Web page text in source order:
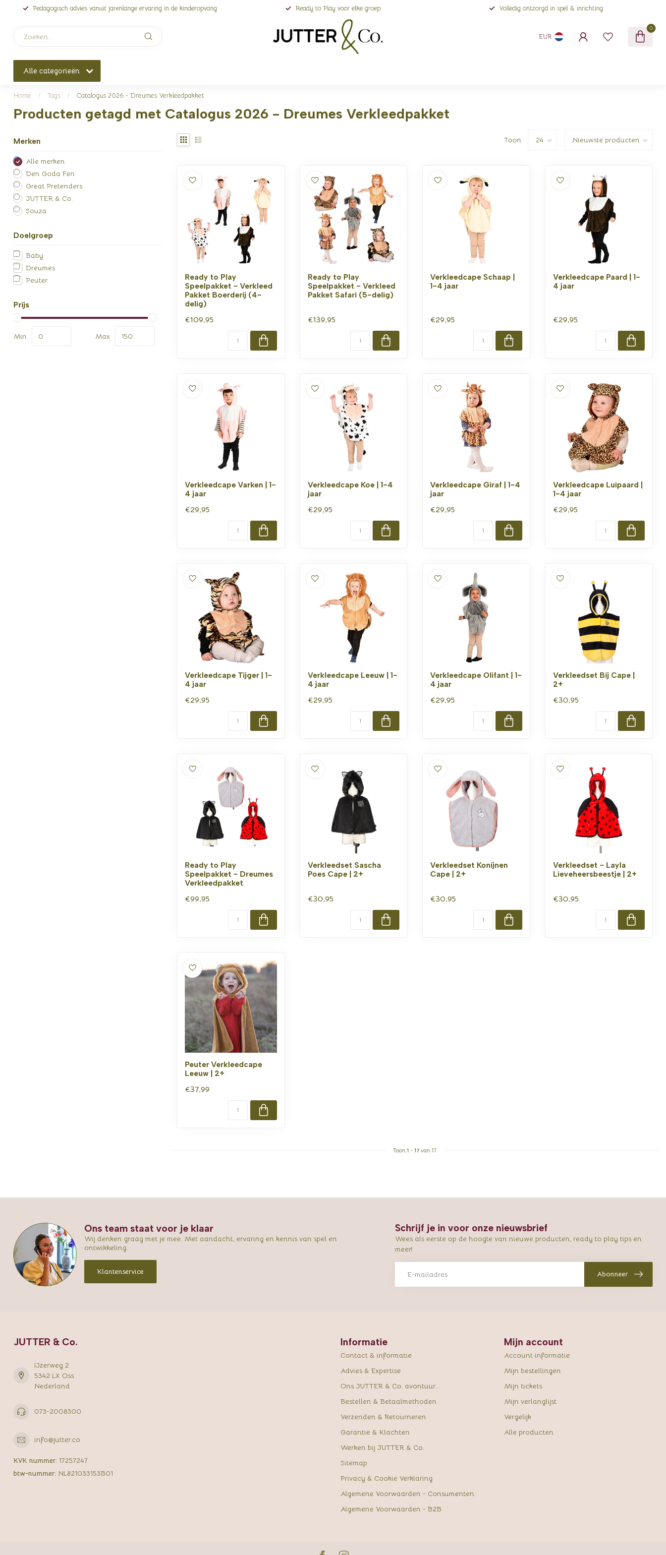
Pedagogisch advies vanuit jarenlange ervaring in de kinderopvang Ready to Play voor elke groep Volledig ontzorgd in spel & inrichting
EUR
0
Alle categorieën
Home / Tags / Catalogus 2026 - Dreumes Verkleedpakket
Producten getagd met Catalogus 2026 - Dreumes Verkleedpakket
Merken
Alle merken
Den Goda Fen
Great Pretenders
JUTTER & Co.
Souza
Doelgroep
Baby
Dreumes
Peuter
Prijs
Min Max
Toon:
Ready to Play
Speelpakket - Verkleed
Pakket Boerderij (4-
delig)
€109,95
Ready to Play
Speelpakket - Verkleed
Pakket Safari (5-delig)
€139,95
Verkleedcape Schaap |
1-4 jaar
€29,95
Verkleedcape Paard | 1-
4 jaar
€29,95
Verkleedcape Varken | 1-
4 jaar
€29,95
Verkleedcape Koe | 1-4
jaar
€29,95
Verkleedcape Giraf | 1-4
jaar
€29,95
Verkleedcape Luipaard |
1-4 jaar
€29,95
Verkleedcape Tijger | 1-
4 jaar
€29,95
Verkleedcape Leeuw | 1-
4 jaar
€29,95
Verkleedcape Olifant | 1-
4 jaar
€29,95
Verkleedset Bij Cape |
2+
€30,95
Ready to Play
Speelpakket - Dreumes
Verkleedpakket
€99,95
Verkleedset Sascha
Poes Cape | 2+
€30,95
Verkleedset Konijnen
Cape | 2+
€30,95
Verkleedset - Layla
Lieveheersbeestje | 2+
€30,95
Peuter Verkleedcape
Leeuw | 2+
€37,99
Toon 1 - 17 van 17
Ons team staat voor je klaar
Wij denken graag met je mee. Met aandacht, ervaring en kennis van spel en
ontwikkeling.
Klantenservice
Schrijf je in voor onze nieuwsbrief
Wees als eerste op de hoogte van nieuwe producten, ready to play tips en
meer!
Abonneer
JUTTER & Co.
IJzerweg 2
5342 LX Oss
Nederland
073-2008300
info@jutter.co
KVK nummer: 17257247
btw-nummer: NL821033153B01
Informatie
Contact & informatie
Advies & Expertise
Ons JUTTER & Co. avontuur...
Bestellen & Betaalmethoden
Verzenden & Retourneren
Garantie & Klachten
Werken bij JUTTER & Co.
Sitemap
Privacy & Cookie Verklaring
Algemene Voorwaarden - Consumenten
Algemene Voorwaarden - B2B
Mijn account
Account informatie
Mijn bestellingen
Mijn tickets
Mijn verlanglijst
Vergelijk
Alle producten